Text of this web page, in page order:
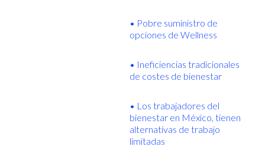
• Pobre suministro de
opciones de Wellness
• Ineficiencias tradicionales
de costes de bienestar
• Los trabajadores del
bienestar en México, tienen
alternativas de trabajo
limitadas